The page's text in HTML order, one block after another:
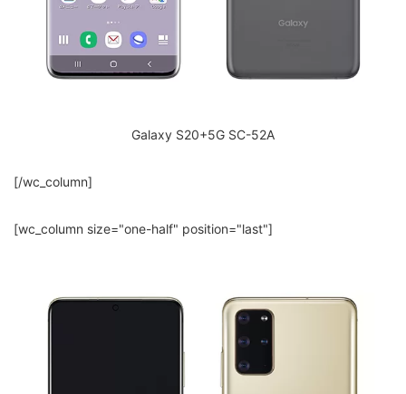
Galaxy S20+5G SC-52A
[/wc_column]
[wc_column size="one-half" position="last"]